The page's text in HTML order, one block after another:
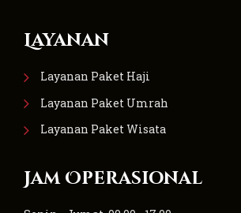
Layanan
Layanan Paket Haji
Layanan Paket Umrah
Layanan Paket Wisata
Jam Operasional